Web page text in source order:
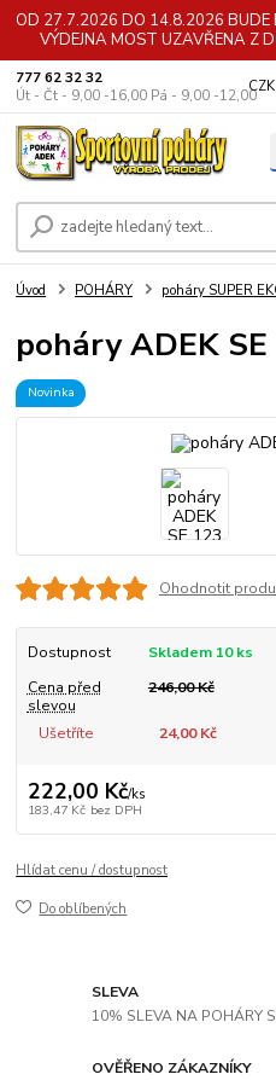
OD 27.7.2026 DO 14.8.2026 BUDE
VÝDEJNA MOST UZAVŘENA Z
777 62 32 32
Út - Čt - 9,00 -16,00 Pá - 9,00 -12,00
Úvod POHÁRY poháry SUPER
poháry ADEK
Novinka
Ohodnotit
Dostupnost
Skladem 10 ks
Cena před
slevou
246,00 Kč
Ušetříte 24,00 Kč
222,00 Kč/ks
183,47 Kč bez DPH
Hlídat cenu / dostupnost
Do oblíbených
SLEVA
10% SLEVA NA POHÁRY
OVĚŘENO ZÁKAZNÍKY